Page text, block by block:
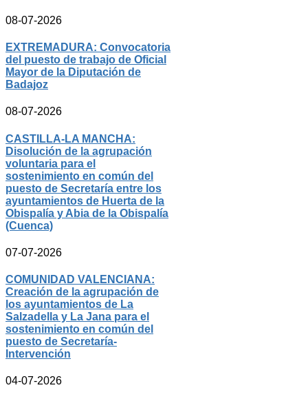
08-07-2026
EXTREMADURA: Convocatoria
del puesto de trabajo de Oficial
Mayor de la Diputación de
Badajoz
08-07-2026
CASTILLA-LA MANCHA:
Disolución de la agrupación
voluntaria para el
sostenimiento en común del
puesto de Secretaría entre los
ayuntamientos de Huerta de la
Obispalía y Abia de la Obispalía
(Cuenca)
07-07-2026
COMUNIDAD VALENCIANA:
Creación de la agrupación de
los ayuntamientos de La
Salzadella y La Jana para el
sostenimiento en común del
puesto de Secretaría-
Intervención
04-07-2026